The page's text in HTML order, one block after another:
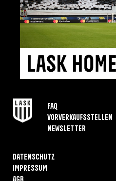
FAQ
Vorverkaufsstellen
Newsletter
Datenschutz
Impressum